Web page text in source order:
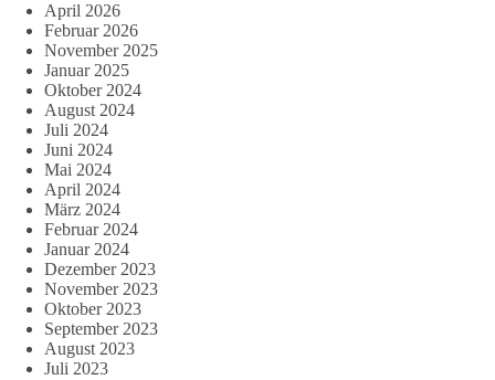
April 2026
Februar 2026
November 2025
Januar 2025
Oktober 2024
August 2024
Juli 2024
Juni 2024
Mai 2024
April 2024
März 2024
Februar 2024
Januar 2024
Dezember 2023
November 2023
Oktober 2023
September 2023
August 2023
Juli 2023